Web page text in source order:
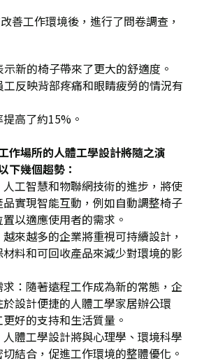
善工作環境後，進行了問卷調查，
新的椅子帶來了更大的舒適度。
反映背部疼痛和眼睛疲勞的情況有
高了約15%。
作場所的人體工學設計將隨之演
下幾個趨勢：
人工智慧和物聯網技術的進步，將使
實現智能互動，例如自動調整椅子
以適應使用者的需求。
越來越多的企業將重視可持續設計，
料和可回收產品來減少對環境的影
求 ：隨著遠程工作成為新的常態，企
設計便捷的人體工學家居辦公環
好的支持和生活質量。
人體工學設計將與心理學、環境科學
結合，促進工作環境的整體優化。